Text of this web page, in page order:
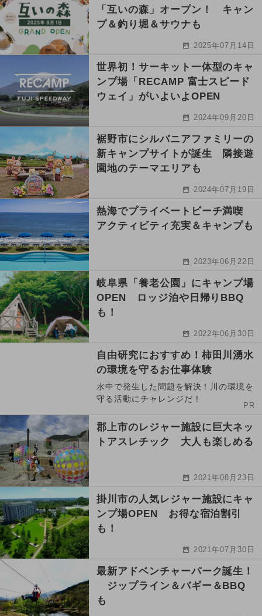
「互いの森」オープン！ キャン
プ＆釣り堀＆サウナも
2025年07月14日
世界初！サーキット一体型のキャ
ンプ場「RECAMP 富士スピード
ウェイ」がいよいよOPEN
2024年09月20日
裾野市にシルバニアファミリーの
新キャンプサイトが誕生 隣接遊
園地のテーマエリアも
2024年07月19日
熱海でプライベートビーチ満喫
アクティビティ充実＆キャンプも
2023年06月22日
岐阜県「養老公園」にキャンプ場
OPEN ロッジ泊や日帰りBBQ
も！
2022年06月30日
自由研究におすすめ！柿田川湧水
の環境を守るお仕事体験
水中で発生した問題を解決！川の環境を
守る活動にチャレンジだ！
PR
郡上市のレジャー施設に巨大ネッ
トアスレチック 大人も楽しめる
2021年08月23日
掛川市の人気レジャー施設にキャ
ンプ場OPEN お得な宿泊割引
も！
2021年07月30日
最新アドベンチャーパーク誕生！
ジップライン＆バギー＆BBQ
も